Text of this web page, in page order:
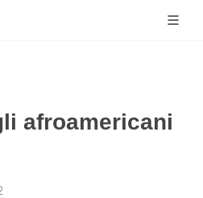
afroamericani